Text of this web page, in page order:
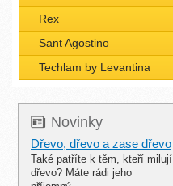
Rex
Sant Agostino
Techlam by Levantina
Novinky
Dřevo, dřevo a zase dřevo
Také patříte k těm, kteří milují
dřevo? Máte rádi jeho